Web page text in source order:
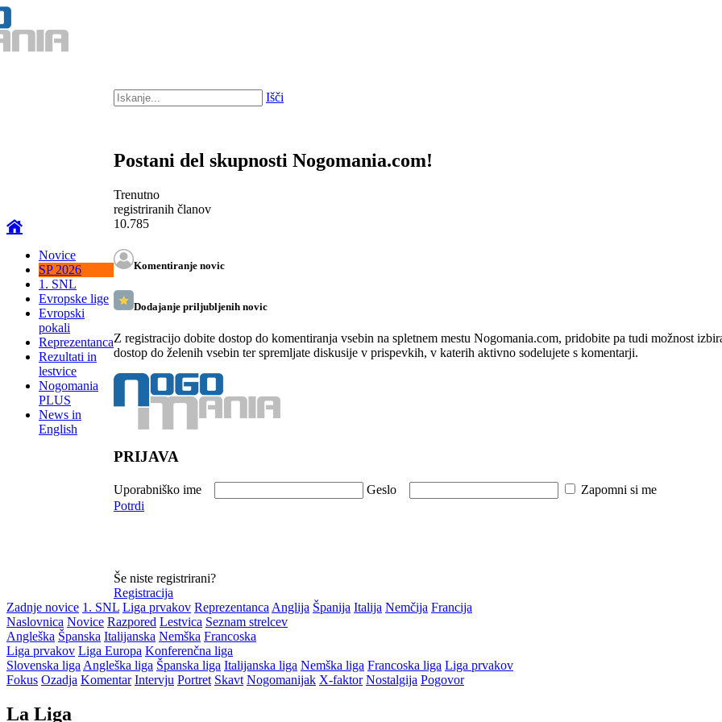
Novice
SP 2026
1. SNL
Evropske lige
Evropski
pokali
Reprezentanca
Rezultati in
lestvice
Nogomania
PLUS
News in
English
Išči
Postani del skupnosti Nogomania.com!
Trenutno
registriranih članov
10.785
Komentiranje novic
Dodajanje priljubljenih novic
Z registracijo dobite dostop do komentiranja vsebin na spletnem mestu Nogomania.com, pridobite pa tudi možnost
dostop do želenih vsebin ter spremljate diskusije v prispevkih, v katerih aktivno sodelujete s komentarji.
PRIJAVA
Uporabniško ime Geslo Zapomni si me
Potrdi
Še niste registrirani?
Registracija
Zadnje novice 1. SNL Liga prvakov Reprezentanca Anglija Španija Italija Nemčija Francija
Naslovnica Novice Razpored Lestvica Seznam strelcev
Angleška Španska Italijanska Nemška Francoska
Liga prvakov Liga Europa Konferenčna liga
Slovenska liga Angleška liga Španska liga Italijanska liga Nemška liga Francoska liga Liga prvakov
Fokus Ozadja Komentar Intervju Portret Skavt Nogomanijak X-faktor Nostalgija Pogovor
La Liga